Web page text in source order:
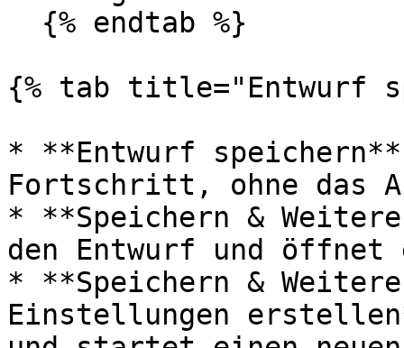
{% tab title="Entwurf
* **Entwurf
Fortschritt, ohne das
* **Speichern &
den Entwurf und öffnet
* **Speichern &
Einstellungen